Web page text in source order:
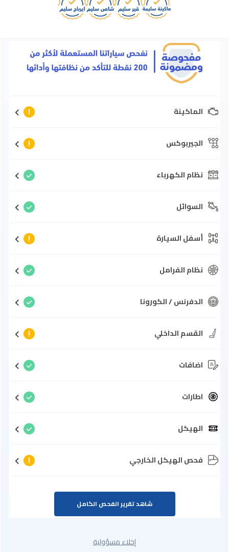
الماكينة
الجيربوكس
نظام الكهرباء
السوائل
أسفل السيارة
نظام الفرامل
الدفرنس / الكورونا
القسم الداخلي
اضافات
اطارات
الهيكل
فحص الهيكل الخارجي
شاهد تقرير الفحص الكامل
إخلاء مسؤولية